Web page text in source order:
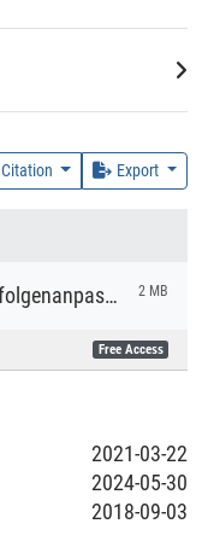
Citation Export
Bachelor_2018_vWulffen_Klimafolgenanpassung.pdf 2 MB
Free Access
2021-03-22
2024-05-30
2018-09-03